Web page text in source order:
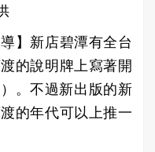
】新店碧潭有全台
的說明牌上寫著開
。不過新出版的新
的年代可以上推一